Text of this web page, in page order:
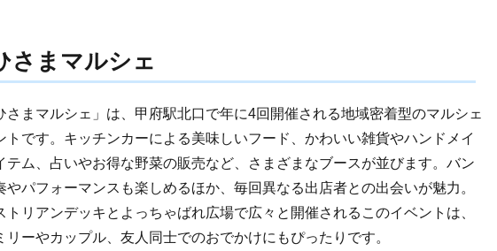
さまマルシェ
さまマルシェ」は、甲府駅北口で年に4回開催される地域密着型のマルシェ
トです。キッチンカーによる美味しいフード、かわいい雑貨やハンドメイ
テム、占いやお得な野菜の販売など、さまざまなブースが並びます。バン
やパフォーマンスも楽しめるほか、毎回異なる出店者との出会いが魅力。
トリアンデッキとよっちゃばれ広場で広々と開催されるこのイベントは、
リーやカップル、友人同士でのおでかけにもぴったりです。